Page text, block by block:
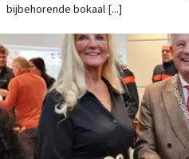
bijbehorende bokaal [...]